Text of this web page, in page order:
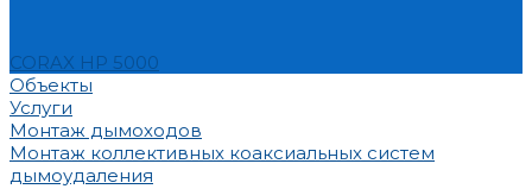
CORAX HP 5000
Объекты
Услуги
Монтаж дымоходов
Монтаж коллективных коаксиальных систем
дымоудаления